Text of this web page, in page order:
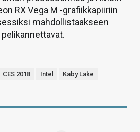
RX Vega M -grafiikkapiiriin
mahdollistaakseen
CES 2018 Intel
Kaby Lake